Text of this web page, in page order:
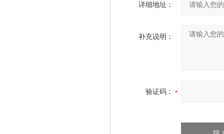
详细地址：
补充说明：
验证码：